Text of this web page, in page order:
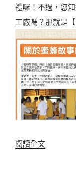
禮囉！不過，您
工廠嗎？那就是
閱讀全文〈